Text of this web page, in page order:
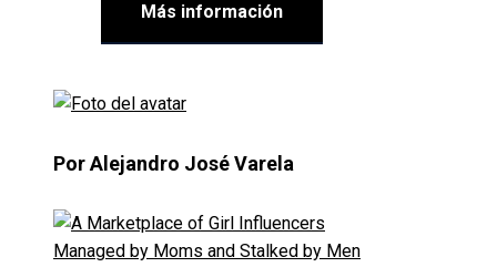
Más información
Por Alejandro José Varela